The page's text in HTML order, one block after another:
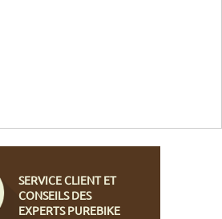
SERVICE CLIENT ET
CONSEILS DES
EXPERTS PUREBIKE